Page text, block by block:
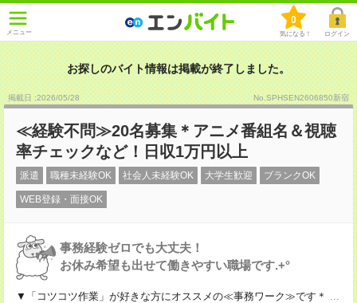
メニュー
0
気になる！ ログイン
お探しのバイト情報は掲載が終了しました。
掲載日 :2026/05/28 No.SPHSEN2606850新宿
≪経験不問≫20名募集＊アニメ番組名＆視聴
率チェックなど！日収1万円以上
派遣 職種未経験OK 社会人未経験OK 大学生歓迎 ブランクOK
WEB登録・面接OK
事務経験ゼロでも大丈夫！
お休み希望も出せて働きやすい職場です.+°
▼「コツコツ作業」が好きな方にオススメの≪事務ワーク≫です＊ ...